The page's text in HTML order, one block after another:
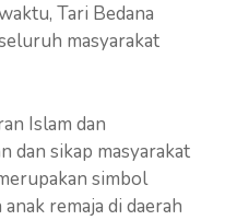
Tari Bedana
masyarakat
Islam dan
dan sikap masyarakat
simbol
remaja di daerah